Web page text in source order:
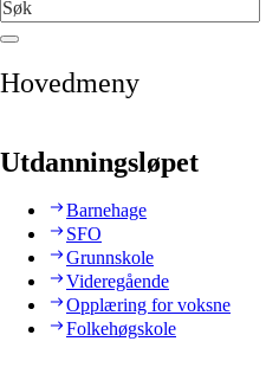
Hovedmeny
Utdanningsløpet
Barnehage
SFO
Grunnskole
Videregående
Opplæring for voksne
Folkehøgskole